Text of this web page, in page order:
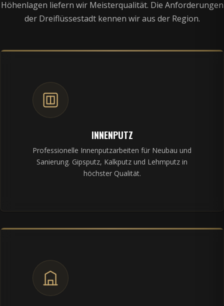
Höhenlagen liefern wir Meisterqualität. Die Anforderungen
der Dreiflüssestadt kennen wir aus der Region.
INNENPUTZ
Professionelle Innenputzarbeiten für Neubau und
Sanierung. Gipsputz, Kalkputz und Lehmputz in
höchster Qualität.